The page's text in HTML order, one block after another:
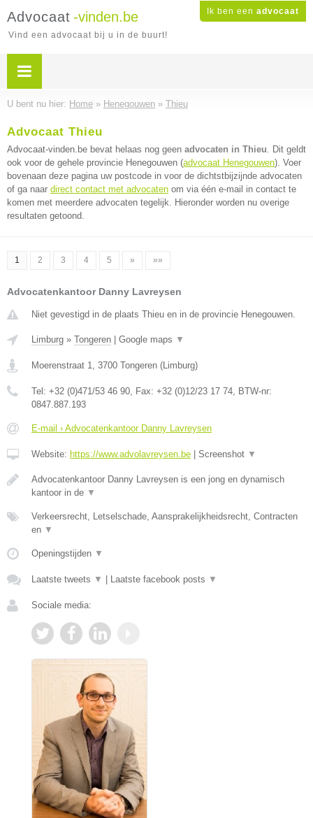
Ik ben een advocaat
Advocaat -vinden.be
Vind een advocaat bij u in de buurt!
U bent nu hier: Home » Henegouwen » Thieu
Advocaat Thieu
Advocaat-vinden.be bevat helaas nog geen advocaten in Thieu. Dit geldt
ook voor de gehele provincie Henegouwen (advocaat Henegouwen). Voer
bovenaan deze pagina uw postcode in voor de dichtstbijzijnde advocaten
of ga naar direct contact met advocaten om via één e-mail in contact te
komen met meerdere advocaten tegelijk. Hieronder worden nu overige
resultaten getoond.
1 2 3 4 5 » »»
Advocatenkantoor Danny Lavreysen
Niet gevestigd in de plaats Thieu en in de provincie Henegouwen.
Limburg » Tongeren Google maps ▼
Moerenstraat 1, 3700 Tongeren (Limburg)
Tel: +32 (0)471/53 46 90, Fax: +32 (0)12/23 17 74, BTW-nr:
0847.887.193
E-mail › Advocatenkantoor Danny Lavreysen
Website: https://www.advolavreysen.be Screenshot ▼
Advocatenkantoor Danny Lavreysen is een jong en dynamisch
kantoor in de ▼
Verkeersrecht, Letselschade, Aansprakelijkheidsrecht, Contracten
en ▼
Openingstijden ▼
Laatste tweets ▼ Laatste facebook posts ▼
Sociale media: